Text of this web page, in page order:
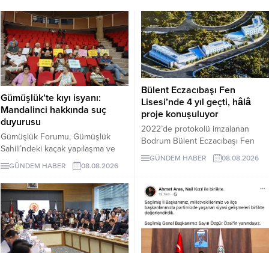
Gümüşlük’te kıyı isyanı:
Mandalinci hakkında suç
duyurusu
Gümüşlük Forumu, Gümüşlük
Sahili’ndeki kaçak yapılaşma ve
Çayıraltı Halk Plajı’ndaki işgal
iddiaları nedeniyle Bodrum
Belediye Başkanı Tamer
Mandalinci hakkında suç
duyurusunda bulundu.
GÜNDEM HABER 08.08.2026
Bülent Eczacıbaşı Fen
Lisesi’nde 4 yıl geçti, hâlâ
proje konuşuluyor
2022’de protokolü imzalanan
Bodrum Bülent Eczacıbaşı Fen
Lisesi için dört yıl sonra hâlâ proje
süreci görüşülüyor. Okulun ne
kabul edeceği belirsiz.
GÜNDEM HABER 08.08.2026